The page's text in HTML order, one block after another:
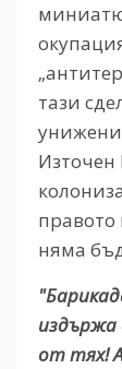
тази
няма
от тях!